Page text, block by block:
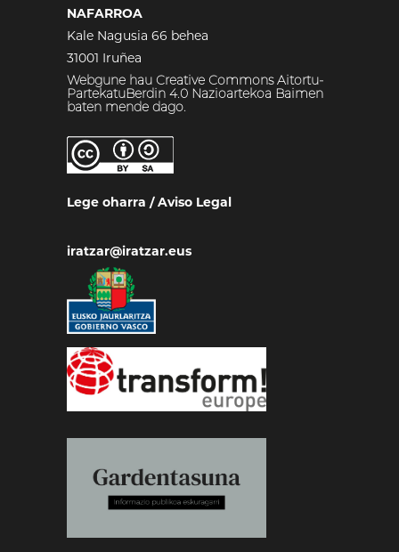
NAFARROA
Kale Nagusia 66 behea
31001 Iruñea
Webgune hau Creative Commons Aitortu-
PartekatuBerdin 4.0 Nazioartekoa Baimen
baten mende dago.
Lege oharra /Aviso Legal
iratzar@iratzar.eus